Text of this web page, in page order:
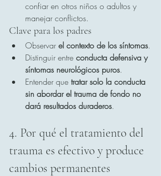
confiar en otros niños o adultos y
manejar conflictos.
Clave para los padres
Observar el contexto de los síntomas.
Distinguir entre conducta defensiva y
síntomas neurológicos puros.
Entender que tratar solo la conducta
sin abordar el trauma de fondo no
dará resultados duraderos.
4. Por qué el tratamiento del
trauma es efectivo y produce
cambios permanentes